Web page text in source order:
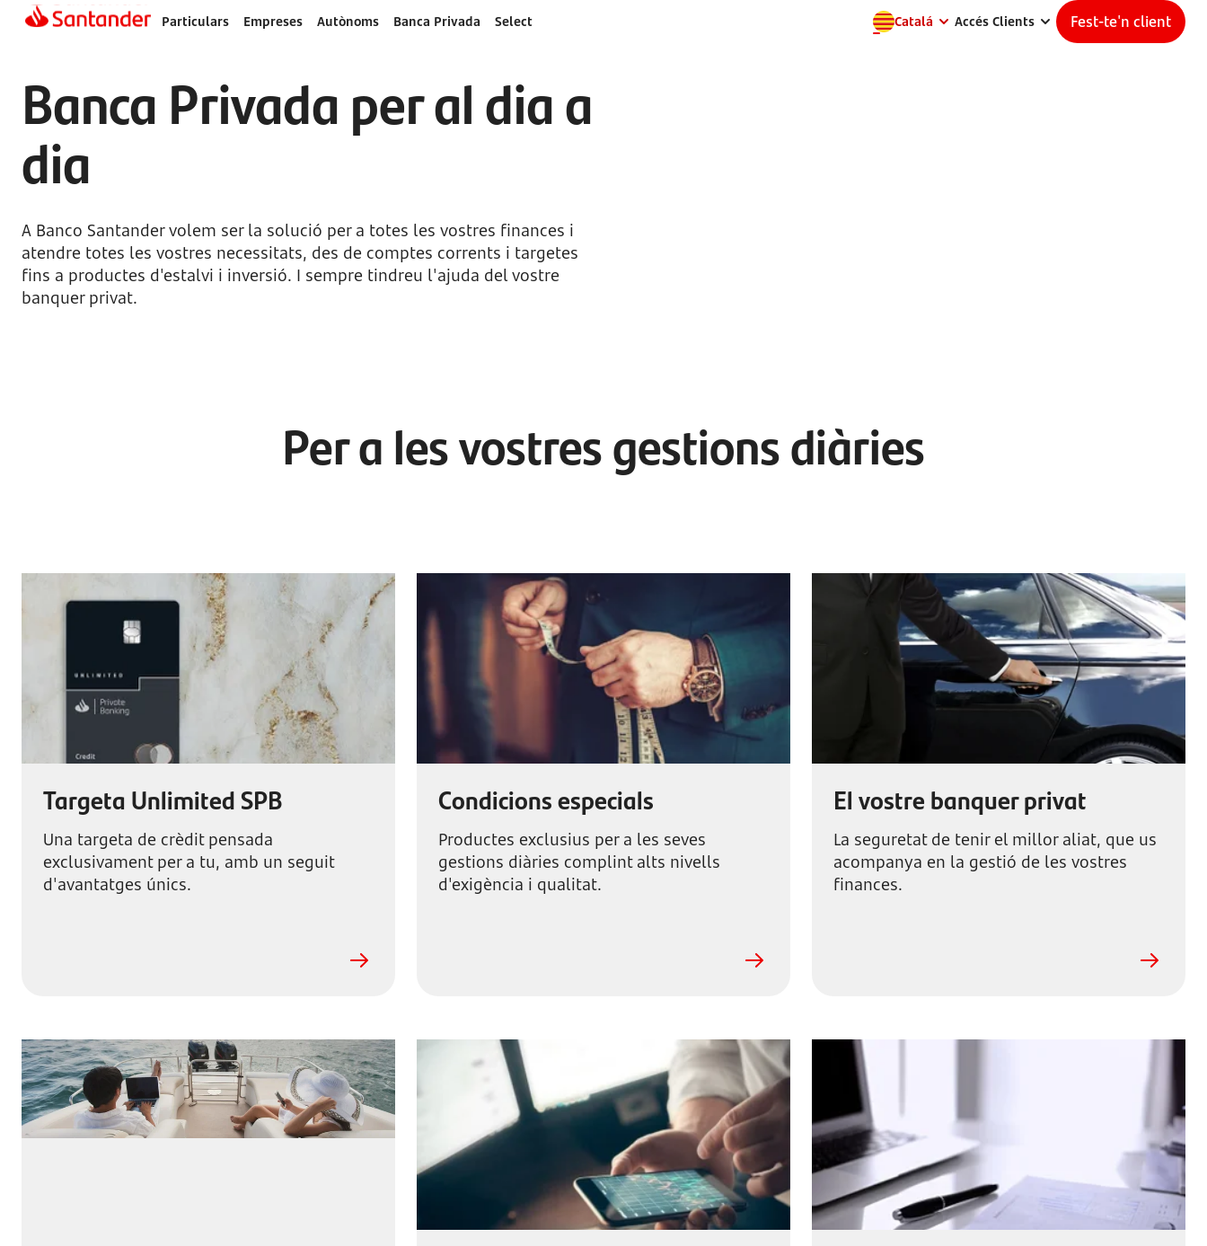
Particulars Empreses Autònoms Banca Privada Select Catalá Accés Clients Fest-te'n client
Banca Privada per al dia a
dia
A Banco Santander volem ser la solució per a totes les vostres finances i
atendre totes les vostres necessitats, des de comptes corrents i targetes
fins a productes d'estalvi i inversió. I sempre tindreu l'ajuda del vostre
banquer privat.
Per a les vostres gestions diàries
Targeta Unlimited SPB
Una targeta de crèdit pensada
exclusivament per a tu, amb un seguit
d'avantatges únics.
Condicions especials
Productes exclusius per a les seves
gestions diàries complint alts nivells
d'exigència i qualitat.
El vostre banquer privat
La seguretat de tenir el millor aliat, que us
acompanya en la gestió de les vostres
finances.